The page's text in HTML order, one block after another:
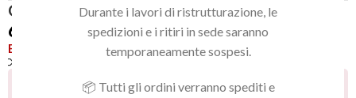
Durante i lavori di ristrutturazione, le
spedizioni e i ritiri in sede saranno
temporaneamente sospesi.
📦 Tutti gli ordini verranno spediti e
GEL EFFECT 37
6,90
Esaurito
Aggiungi alla lista dei desideri
Persone che guardano questo prodotto ora!